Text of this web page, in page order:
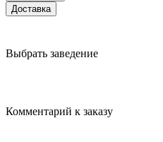
Доставка
Выбрать заведение
Комментарий к заказу